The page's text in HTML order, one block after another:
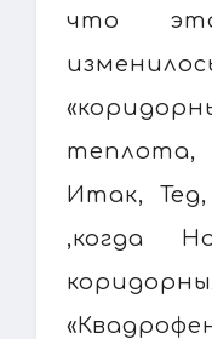
что
Итак,
,когда